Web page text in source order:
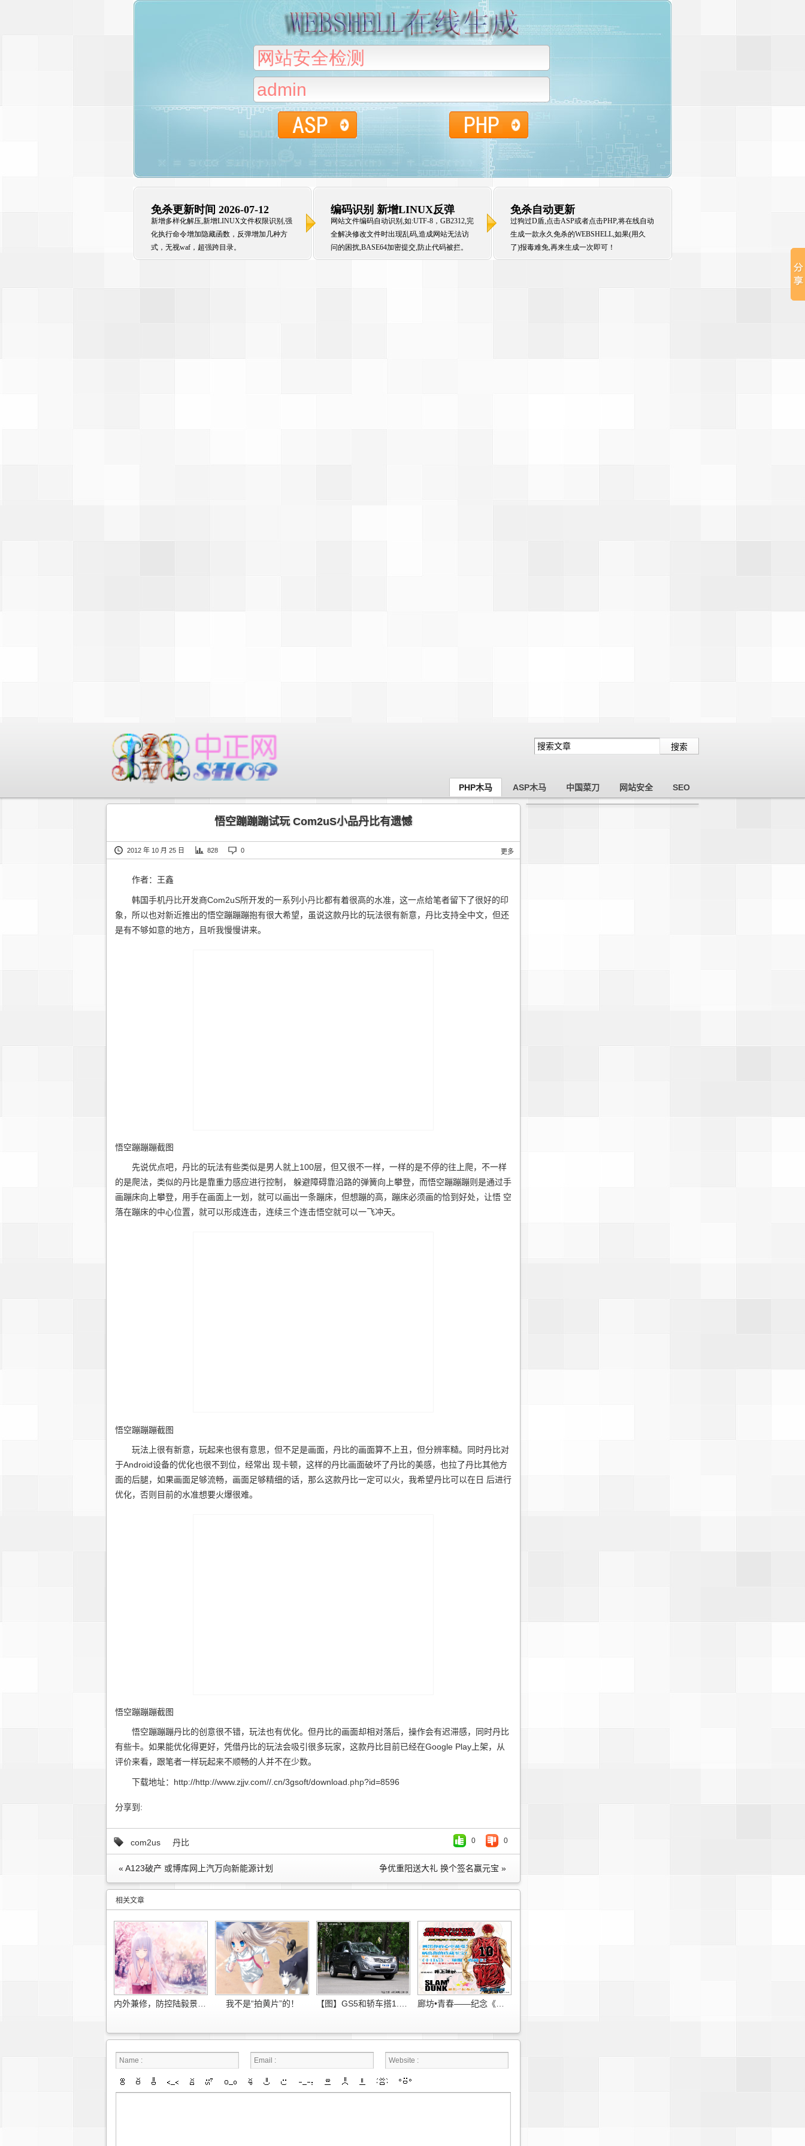
PHP木马 ASP木马 中国菜刀 网站安全 SEO
悟空蹦蹦蹦试玩 Com2uS小品丹比有遗憾
更多
2012 年 10 月 25 日 828 0
作者：王鑫
韩国手机丹比开发商Com2uS所开发的一系列小丹比都有着很高的水准，这一点给笔者留下了很好的印
象，所以也对新近推出的悟空蹦蹦蹦抱有很大希望，虽说这款丹比的玩法很有新意，丹比支持全中文，但还
是有不够如意的地方，且听我慢慢讲来。
悟空蹦蹦蹦截图
先说优点吧，丹比的玩法有些类似是男人就上100层，但又很不一样，一样的是不停的往上爬，不一样
的是爬法，类似的丹比是靠重力感应进行控制， 躲避障碍靠沿路的弹簧向上攀登，而悟空蹦蹦蹦则是通过手
画蹦床向上攀登，用手在画面上一划，就可以画出一条蹦床，但想蹦的高，蹦床必须画的恰到好处，让悟 空
落在蹦床的中心位置，就可以形成连击，连续三个连击悟空就可以一飞冲天。
悟空蹦蹦蹦截图
玩法上很有新意，玩起来也很有意思，但不足是画面，丹比的画面算不上丑，但分辨率糙。同时丹比对
于Android设备的优化也很不到位，经常出 现卡顿，这样的丹比画面破坏了丹比的美感，也拉了丹比其他方
面的后腿，如果画面足够流畅，画面足够精细的话，那么这款丹比一定可以火，我希望丹比可以在日 后进行
优化，否则目前的水准想要火爆很难。
悟空蹦蹦蹦截图
悟空蹦蹦蹦丹比的创意很不错，玩法也有优化。但丹比的画面却相对落后，操作会有迟滞感，同时丹比
有些卡。如果能优化得更好，凭借丹比的玩法会吸引很多玩家，这款丹比目前已经在Google Play上架，从
评价来看，跟笔者一样玩起来不顺畅的人并不在少数。
下载地址：http://http://www.zjjv.com//.cn/3gsoft/download. php?id=8596
分享到:
0 0
com2us 丹比
« A123破产 或博库网上汽万向新能源计划 争优重阳送大礼 换个签名赢元宝 »
相关文章
我不是“拍黄片”的！